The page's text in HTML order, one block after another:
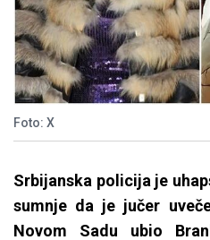
Foto: X
Srbijanska policija je
sumnje da je jučer
Novom Sadu ubio